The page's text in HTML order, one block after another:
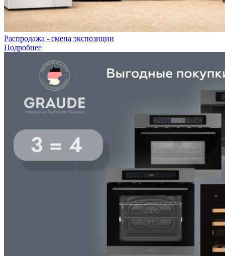
Распродажа - смена экспозиции
Подробнее